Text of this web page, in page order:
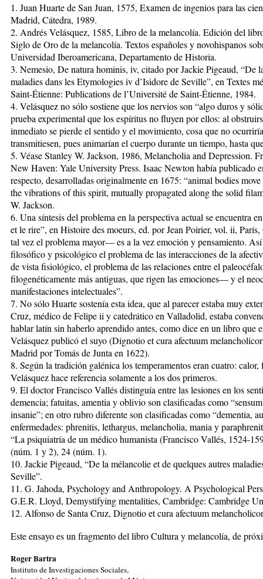
1. Juan Huarte de San Juan, 1575, Examen de ingenios para las
Madrid, Cátedra, 1989.
2. Andrés Velásquez, 1585, Libro de la melancolía. Edición del
Siglo de Oro de la melancolía. Textos españoles y novohispanos
Universidad Iberoamericana, Departamento de Historia.
3. Nemesio, De natura hominis, iv, citado por Jackie Pigeaud, “De
maladies dans les Etymologies iv d’Isidore de Seville”, en Textes
Saint-Étienne: Publications de l’Université de Saint-Étienne, 1984.
4. Velásquez no sólo sostiene que los nervios son “algo duros y
prueba experimental que los espíritus no fluyen por ellos: al
inmediato se pierde el sentido y el movimiento, cosa que no
transmitiesen, pues animarían el cuerpo durante un tiempo, hasta
5. Véase Stanley W. Jackson, 1986, Melancholia and Depression.
New Haven: Yale University Press. Isaac Newton había publicado
respecto, desarrolladas originalmente en 1675: “animal bodies
the vibrations of this spirit, mutually propagated along the solid
W. Jackson.
6. Una síntesis del problema en la perspectiva actual se encuentra
et le rire”, en Histoire des moeurs, ed. por Jean Poirier, vol. ii,
tal vez el problema mayor— es a la vez emoción y pensamiento.
filosófico y psicológico el problema de las interacciones de la
de vista fisiológico, el problema de las relaciones entre el
filogenéticamente más antiguas, que rigen las emociones— y el
manifestaciones intelectuales”.
7. No sólo Huarte sostenía esta idea, que al parecer estaba muy
Cruz, médico de Felipe ii y catedrático en Valladolid, estaba
hablar latín sin haberlo aprendido antes, como dice en un libro que
Velásquez publicó el suyo (Dignotio et cura afectuum
Madrid por Tomás de Junta en 1622).
8. Según la tradición galénica los temperamentos eran cuatro:
Velásquez hace referencia solamente a los dos primeros.
9. El doctor Francisco Vallés distinguía entre las lesiones en los
demencia; fatuitas, amentia y oblivio son clasificadas como
insanie”; en otro rubro diferente son clasificadas como “dementia,
enfermedades: phrenitis, lethargus, melancholia, mania y
“La psiquiatría de un médico humanista (Francisco Vallés, 1524-
(núm. 1 y 2), 24 (núm. 1).
10. Jackie Pigeaud, “De la mélancolie et de quelques autres
Seville”.
11. G. Jahoda, Psychology and Anthropology. A Psychological
G.E.R. Lloyd, Demystifying mentalities, Cambridge: Cambridge
12. Alfonso de Santa Cruz, Dignotio et cura afectuum
Este ensayo es un fragmento del libro Cultura y melancolía, de
Roger Bartra
Instituto de Investigaciones Sociales,